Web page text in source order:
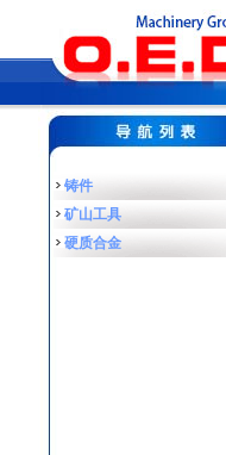
铸件
矿山工具
硬质合金